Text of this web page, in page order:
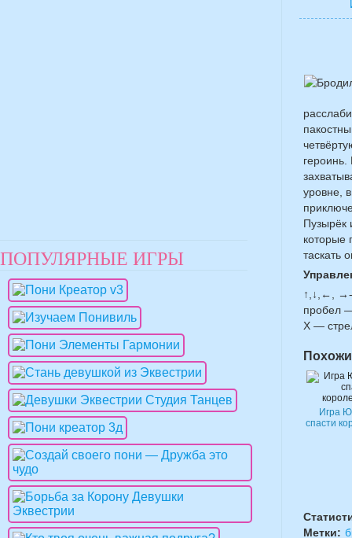
уровне,
Пузырёк
которые
таскать
↑,↓,←, →-
пробел
Х —
Игра
спасти
Метки:
ПОПУЛЯРНЫЕ ИГРЫ